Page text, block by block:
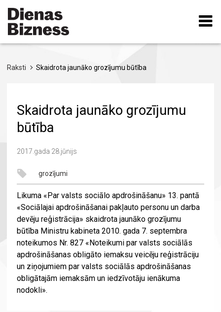
Pārlekt
uz
galveno
saturu
Raksti Skaidrota jaunāko grozījumu būtība
Skaidrota jaunāko grozījumu
būtība
2017.gada 28.jūnijs
grozījumi
Likuma «Par valsts sociālo apdrošināšanu» 13. pantā
«Sociālajai apdrošināšanai pakļauto personu un darba
devēju reģistrācija» skaidrota jaunāko grozījumu
būtība Ministru kabineta 2010. gada 7. septembra
noteikumos Nr. 827 «Noteikumi par valsts sociālās
apdrošināšanas obligāto iemaksu veicēju reģistrāciju
un ziņojumiem par valsts sociālās apdrošināšanas
obligātajām iemaksām un iedzīvotāju ienākuma
nodokli».